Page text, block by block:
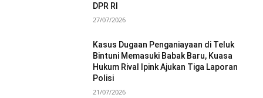
DPR RI
27/07/2026
Kasus Dugaan Penganiayaan di Teluk
Bintuni Memasuki Babak Baru, Kuasa
Hukum Rival Ipink Ajukan Tiga Laporan
Polisi
21/07/2026